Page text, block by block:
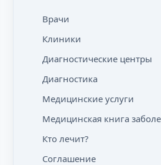
Врачи
Клиники
Диагностические центры
Диагностика
Медицинские услуги
Медицинская книга
Кто лечит?
Соглашение